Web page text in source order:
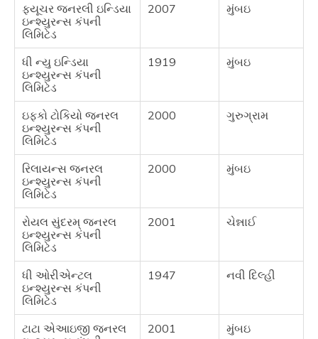
ફ્યૂચર જનરલી ઇન્ડિયા
ઇન્શ્યુરન્સ કંપની
લિમિટેડ
2007 મુંબઇ
ધી ન્યુ ઇન્ડિયા
ઇન્શ્યુરન્સ કંપની
લિમિટેડ
1919 મુંબઇ
ઇફ્કો ટોકિયો જનરલ
ઇન્શ્યુરન્સ કંપની
લિમિટેડ
2000 ગુરુગ્રામ
રિલાયન્સ જનરલ
ઇન્શ્યુરન્સ કંપની
લિમિટેડ
2000 મુંબઇ
રોયલ સુંદરમ્ જનરલ
ઇન્શ્યુરન્સ કંપની
લિમિટેડ
2001 ચેન્નાઈ
ધી ઓરીએન્ટલ
ઇન્શ્યુરન્સ કંપની
લિમિટેડ
1947 નવી દિલ્હી
ટાટા એઆઇજી જનરલ
2001 મુંબઇ